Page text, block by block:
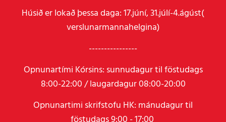
Húsið er lokað þessa daga: 17.júní, 31.júlí-4.ágúst(
verslunarmannahelgina)
----------------
Opnunartími Kórsins: sunnudagur til föstudags
8:00-22:00 / laugardagur 08:00-20:00
Opnunartimi skrifstofu HK: mánudagur til